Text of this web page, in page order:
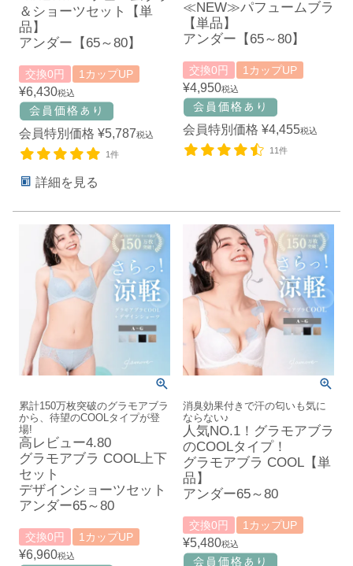
＆ショーツセット【単
品】
アンダー【65～80】
交換0円 1カップUP
¥6,430税込
会員特別価格 ¥5,787税込
1件
詳細を見る
≪NEW≫パフュームブラ
【単品】
アンダー【65～80】
交換0円 1カップUP
¥4,950税込
会員特別価格 ¥4,455税込
11件
累計150万枚突破のグラモアブラ
から、待望のCOOLタイプが登
場!
高レビュー4.80
グラモアブラ COOL上下
セット
デザインショーツセット
アンダー65～80
交換0円 1カップUP
¥6,960税込
消臭効果付きで汗の匂いも気に
ならない♪
人気NO.1！グラモアブラ
のCOOLタイプ！
グラモアブラ COOL【単
品】
アンダー65～80
交換0円 1カップUP
¥5,480税込